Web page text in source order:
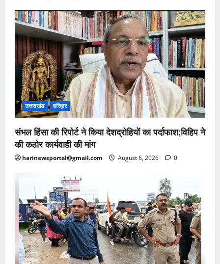
उत्तराखंड हरिद्वार
संभल हिंसा की रिपोर्ट ने किया देशद्रोहियों का पर्दाफाश;विहिप ने
की कठोर कार्यवाही की मांग
harinewsportal@gmail.com August 6, 2026 0